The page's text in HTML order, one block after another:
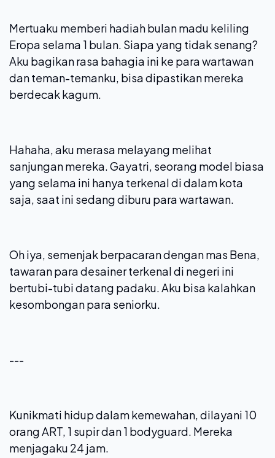
Mertuaku memberi hadiah bulan madu keliling
Eropa selama 1 bulan. Siapa yang tidak senang?
Aku bagikan rasa bahagia ini ke para wartawan
dan teman-temanku, bisa dipastikan mereka
berdecak kagum.
Hahaha, aku merasa melayang melihat
sanjungan mereka. Gayatri, seorang model biasa
yang selama ini hanya terkenal di dalam kota
saja, saat ini sedang diburu para wartawan.
Oh iya, semenjak berpacaran dengan mas Bena,
tawaran para desainer terkenal di negeri ini
bertubi-tubi datang padaku. Aku bisa kalahkan
kesombongan para seniorku.
---
Kunikmati hidup dalam kemewahan, dilayani 10
orang ART, 1 supir dan 1 bodyguard. Mereka
menjagaku 24 jam.